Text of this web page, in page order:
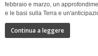
febbraio e marzo, un
e le basi sulla Terra e
Continua a leggere